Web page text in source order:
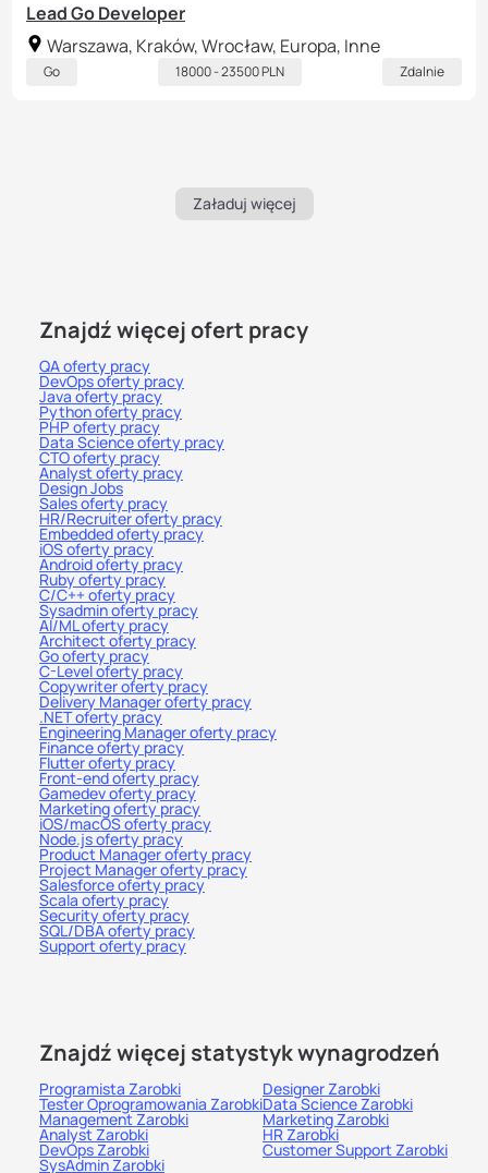
Lead Go Developer
Warszawa, Kraków, Wrocław, Europa, Inne
Go 18000 - 23500 PLN Zdalnie
Załaduj więcej
Znajdź więcej ofert pracy
QA oferty pracy
DevOps oferty pracy
Java oferty pracy
Python oferty pracy
PHP oferty pracy
Data Science oferty pracy
CTO oferty pracy
Analyst oferty pracy
Design Jobs
Sales oferty pracy
HR/Recruiter oferty pracy
Embedded oferty pracy
iOS oferty pracy
Android oferty pracy
Ruby oferty pracy
C/C++ oferty pracy
Sysadmin oferty pracy
AI/ML oferty pracy
Architect oferty pracy
Go oferty pracy
C-Level oferty pracy
Copywriter oferty pracy
Delivery Manager oferty pracy
.NET oferty pracy
Engineering Manager oferty pracy
Finance oferty pracy
Flutter oferty pracy
Front-end oferty pracy
Gamedev oferty pracy
Marketing oferty pracy
iOS/macOS oferty pracy
Node.js oferty pracy
Product Manager oferty pracy
Project Manager oferty pracy
Salesforce oferty pracy
Scala oferty pracy
Security oferty pracy
SQL/DBA oferty pracy
Support oferty pracy
Znajdź więcej statystyk wynagrodzeń
Programista Zarobki
Tester Oprogramowania Zarobki
ManagementZarobki
AnalystZarobki
DevOpsZarobki
DesignerZarobki
Data ScienceZarobki
MarketingZarobki
HRZarobki
Customer SupportZarobki
SysAdminZarobki